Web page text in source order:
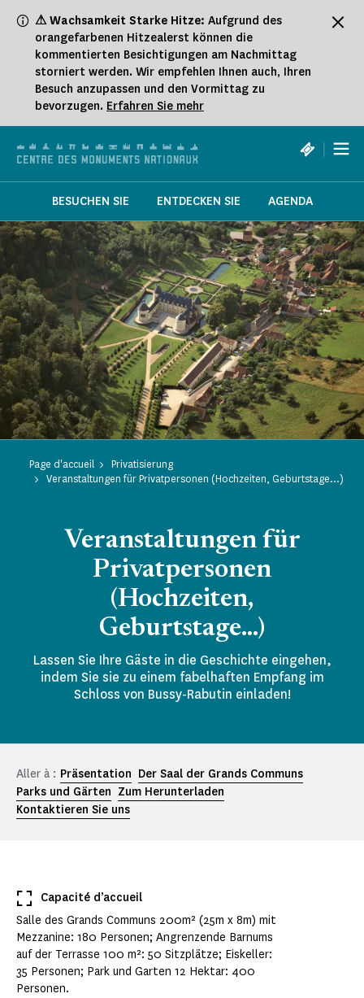
⚠ Wachsamkeit Starke Hitze: Aufgrund des
orangefarbenen Hitzealerst können die
kommentierten Besichtigungen am Nachmittag
storniert werden. Wir empfehlen Ihnen auch, Ihren
Besuch anzupassen und den Vormittag zu
bevorzugen. Erfahren Sie mehr
|
BESUCHEN SIE ENTDECKEN SIE AGENDA
Page d'accueil
Privatisierung
Veranstaltungen für Privatpersonen (Hochzeiten, Geburtstage...)
Veranstaltungen für
Privatpersonen
(Hochzeiten,
Geburtstage...)
Lassen Sie Ihre Gäste in die Geschichte eingehen,
indem Sie sie zu einem fabelhaften Empfang im
Schloss von Bussy-Rabutin einladen!
Aller à : Präsentation Der Saal der Grands Communs
Parks und Gärten Zum Herunterladen
Kontaktieren Sie uns
Capacité d’accueil
Salle des Grands Communs 200m² (25m x 8m) mit
Mezzanine: 180 Personen; Angrenzende Barnums
auf der Terrasse 100 m²: 50 Sitzplätze; Eiskeller:
35 Personen; Park und Garten 12 Hektar: 400
Personen.